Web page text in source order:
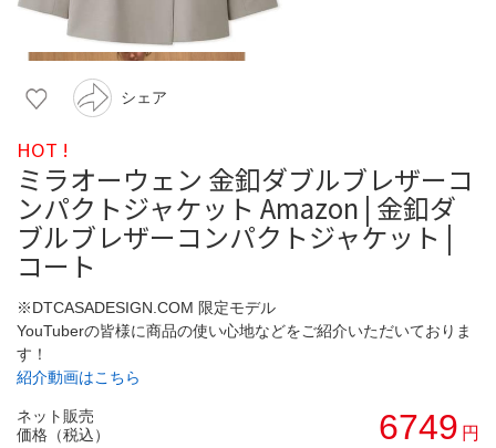
シェア
HOT !
ミラオーウェン 金釦ダブルブレザーコ
ンパクトジャケット Amazon | 金釦ダ
ブルブレザーコンパクトジャケット |
コート
※DTCASADESIGN.COM 限定モデル
YouTuberの皆様に商品の使い心地などをご紹介いただいておりま
す！
紹介動画はこちら
ネット販売
価格（税込）
6749 円